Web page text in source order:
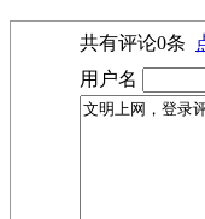
共有评论0条
用户名